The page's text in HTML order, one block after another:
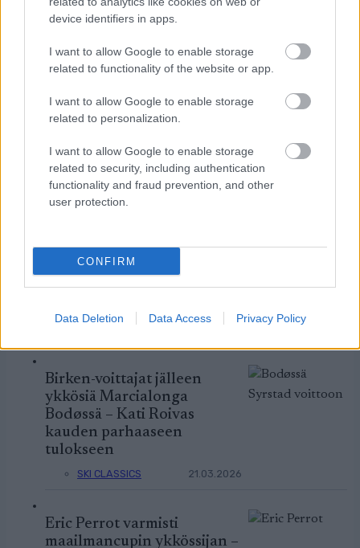
device identifiers in apps.
I want to allow Google to enable storage
related to functionality of the website or app.
I want to allow Google to enable storage
related to personalization.
I want to allow Google to enable storage
related to security, including authentication
functionality and fraud prevention, and other
user protection.
CONFIRM
Data Deletion Data Access Privacy Policy
LISÄÄ ARTIKKELEITA
Kuva: Thibaut/NordicFocus
Sprintit hiihdettiin eilen Lake
MAAILMANCUP
MAASTOHIIHTO
Birken-voittajat jälleen
ykkösiä Marcialonga
Bodøssä – Kati Roivas
kauden parhaaseen
tulokseen
SKI CLASSICS 21.03.2026
Eric Perrot varmisti
maailmancupin ykkössijan –